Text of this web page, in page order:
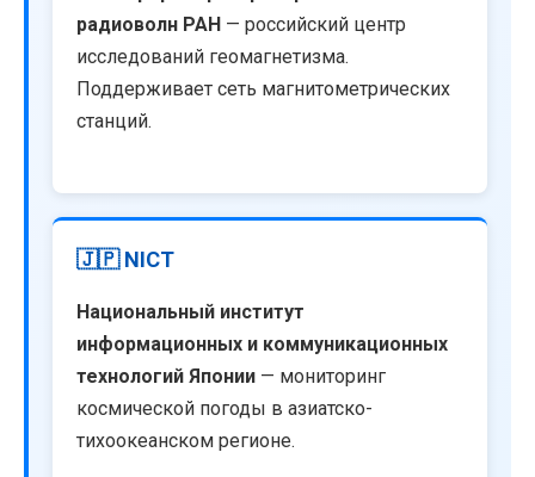
радиоволн РАН — российский центр
исследований геомагнетизма.
Поддерживает сеть магнитометрических
станций.
🇯🇵 NICT
Национальный институт
информационных и коммуникационных
технологий Японии — мониторинг
космической погоды в азиатско-
тихоокеанском регионе.